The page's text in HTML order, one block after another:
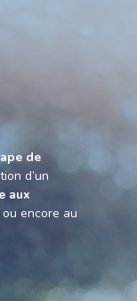
de
d’un
aux
encore au